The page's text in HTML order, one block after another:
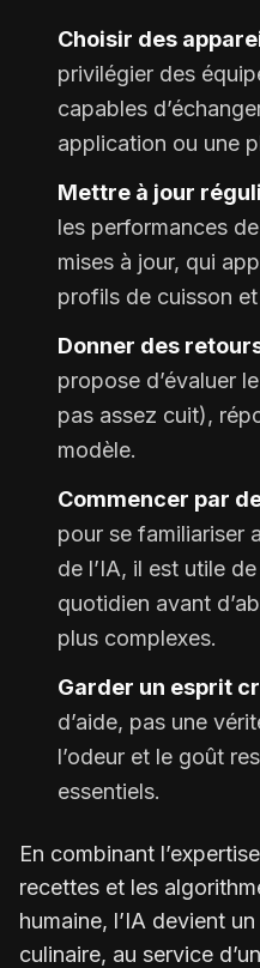
Choisir des
privilégier des
capables
application ou une
Mettre à jour
les performances
mises à jour, qui
profils de cuisson
Donner des
propose d’évaluer
pas assez cuit),
modèle.
Commencer par
pour se familiariser
de l’IA, il est utile
quotidien avant
plus complexes.
Garder un esprit
d’aide, pas une
l’odeur et le goût
essentiels.
En combinant
recettes et les
humaine, l’IA devient
culinaire, au service